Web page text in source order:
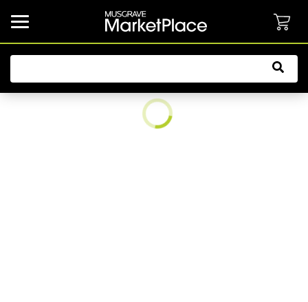
common.button.navbarCollapsed.text